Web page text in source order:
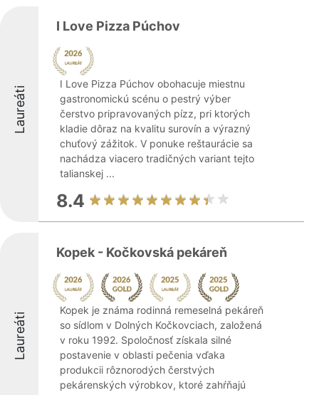
Laureáti
I Love Pizza Púchov
I Love Pizza Púchov obohacuje miestnu
gastronomickú scénu o pestrý výber
čerstvo pripravovaných pízz, pri ktorých
kladie dôraz na kvalitu surovín a výrazný
chuťový zážitok. V ponuke reštaurácie sa
nachádza viacero tradičných variant tejto
talianskej ...
8.4
Laureáti
Kopek - Kočkovská pekáreň
Kopek je známa rodinná remeselná pekáreň
so sídlom v Dolných Kočkovciach, založená
v roku 1992. Spoločnosť získala silné
postavenie v oblasti pečenia vďaka
produkcii rôznorodých čerstvých
pekárenských výrobkov, ktoré zahŕňajú